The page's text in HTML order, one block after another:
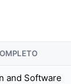
and Software